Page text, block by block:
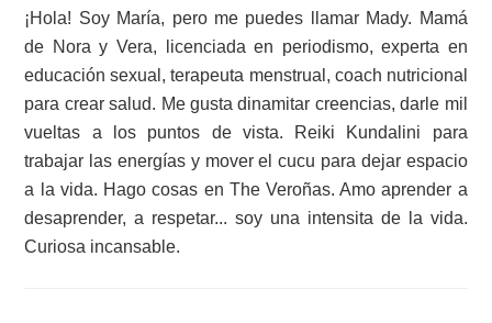
¡Hola! Soy María, pero me puedes llamar Mady. Mamá
de Nora y Vera, licenciada en periodismo, experta en
educación sexual, terapeuta menstrual, coach nutricional
para crear salud. Me gusta dinamitar creencias, darle mil
vueltas a los puntos de vista. Reiki Kundalini para
trabajar las energías y mover el cucu para dejar espacio
a la vida. Hago cosas en The Veroñas. Amo aprender a
desaprender, a respetar... soy una intensita de la vida.
Curiosa incansable.